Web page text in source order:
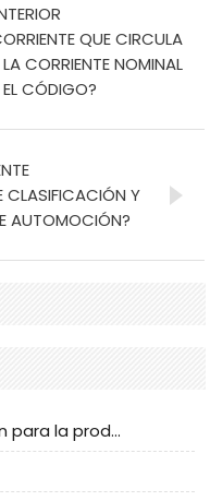
QUE CIRCULA
CORRIENTE NOMINAL
CÓDIGO?
CLASIFICACIÓN Y
AUTOMOCIÓN?
Guía de evaluación y adaptación para la producción en serie de componentes de cables nacionales para CNC Tech